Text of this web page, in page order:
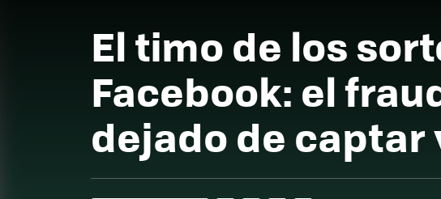
El timo de los
Facebook: el
dejado de